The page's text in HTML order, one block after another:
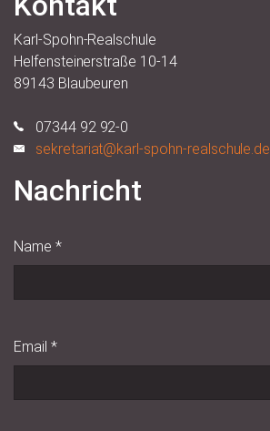
Karl-Spohn-Realschule
Helfensteinerstraße 10-14
89143 Blaubeuren
07344 92 92-0
sekretariat@karl-spohn-realschule.de
Nachricht
Name *
Email *